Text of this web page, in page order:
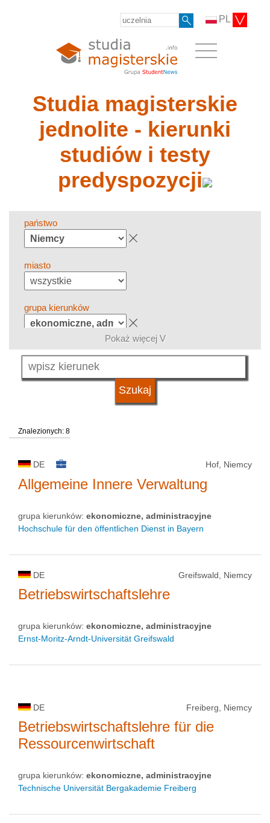
PL
Studia magisterskie
jednolite - kierunki
studiów i testy
predyspozycji
państwo
miasto
grupa kierunków
język
kwalifikacje
typ uczelni
status uczelni
Pokaż więcej V
Znalezionych: 8
DE Hof, Niemcy
Allgemeine Innere Verwaltung
grupa kierunków: ekonomiczne, administracyjne
Hochschule für den öffentlichen Dienst in Bayern
DE Greifswald, Niemcy
Betriebswirtschaftslehre
grupa kierunków: ekonomiczne, administracyjne
Ernst-Moritz-Arndt-Universität Greifswald
DE Freiberg, Niemcy
Betriebswirtschaftslehre für die
Ressourcenwirtschaft
grupa kierunków: ekonomiczne, administracyjne
Technische Universität Bergakademie Freiberg